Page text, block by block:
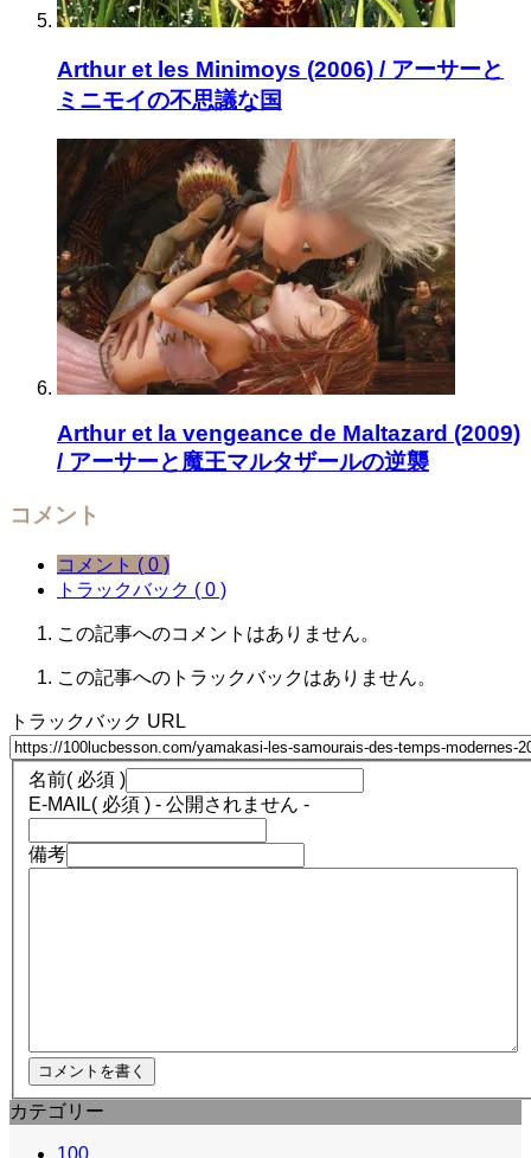
Arthur et les Minimoys (2006) / アーサーと
ミニモイの不思議な国
Arthur et la vengeance de Maltazard (2009)
/ アーサーと魔王マルタザールの逆襲
コメント
コメント ( 0 )
トラックバック ( 0 )
この記事へのコメントはありません。
この記事へのトラックバックはありません。
トラックバック URL
名前( 必須 )
E-MAIL( 必須 ) - 公開されません -
備考
カテゴリー